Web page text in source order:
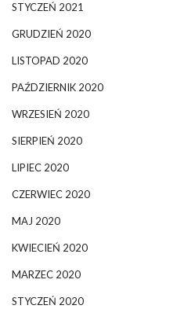
STYCZEŃ 2021
GRUDZIEŃ 2020
LISTOPAD 2020
PAŹDZIERNIK 2020
WRZESIEŃ 2020
SIERPIEŃ 2020
LIPIEC 2020
CZERWIEC 2020
MAJ 2020
KWIECIEŃ 2020
MARZEC 2020
STYCZEŃ 2020